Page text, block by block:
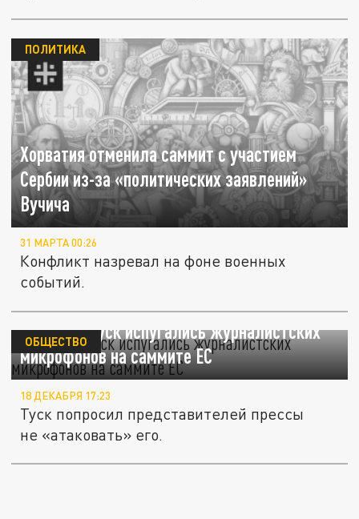
Хорватия отменила саммит с участием
Сербии из-за «политических заявлений»
Вучича
ПОЛИТИКА
31 МАРТА 00:26
Конфликт назревал на фоне военных
событий.
Макрон и Туск испугались журналистских
микрофонов на саммите ЕС
ОБЩЕСТВО
18 ДЕКАБРЯ 17:23
Туск попросил представителей прессы
не «атаковать» его.